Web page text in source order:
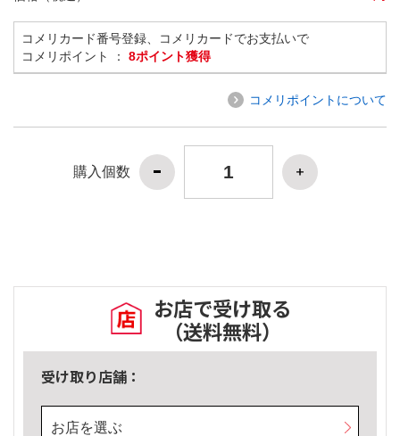
コメリカード番号登録、コメリカードでお支払いで
コメリポイント ： 8ポイント獲得
コメリポイントについて
購入個数
お店で受け取る
（送料無料）
受け取り店舗：
お店を選ぶ